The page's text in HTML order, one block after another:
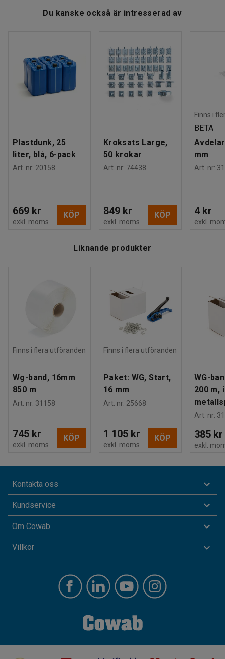
Du kanske också är intresserad av
Plastdunk, 25
liter, blå, 6-pack
Art. nr: 20158
669 kr
exkl. moms
KÖP
Kroksats Large,
50 krokar
Art. nr: 74438
849 kr
exkl. moms
KÖP
Finns i
BETA
mm
Art. nr:
4 kr
exkl.
Liknande produkter
Finns i flera utföranden
Wg-band, 16mm
850 m
Art. nr: 31158
745 kr
exkl. moms
KÖP
Finns i flera utföranden
Paket: WG, Start,
16 mm
Art. nr: 25668
1 105 kr
exkl. moms
KÖP
WG-
200 m,
Art. nr:
385 kr
exkl.
Kontakta oss
Kundservice
Om Cowab
Villkor